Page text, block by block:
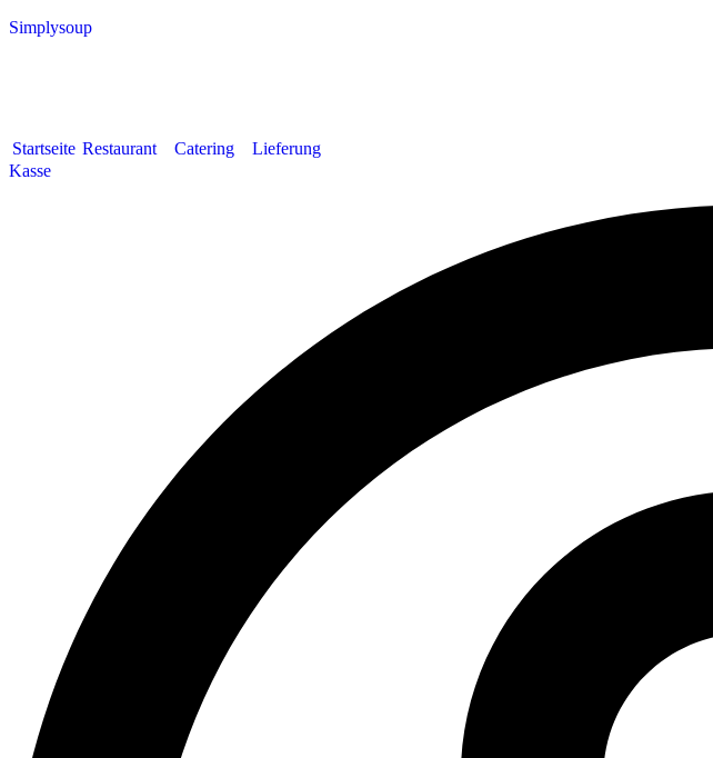
Simplysoup
Startseite Restaurant Catering
Lieferung
Kasse